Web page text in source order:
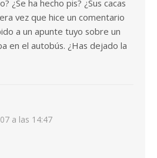
¿Se ha hecho pis? ¿Sus cacas
vez que hice un comentario
a un apunte tuyo sobre un
en el autobús. ¿Has dejado la
a las 14:47